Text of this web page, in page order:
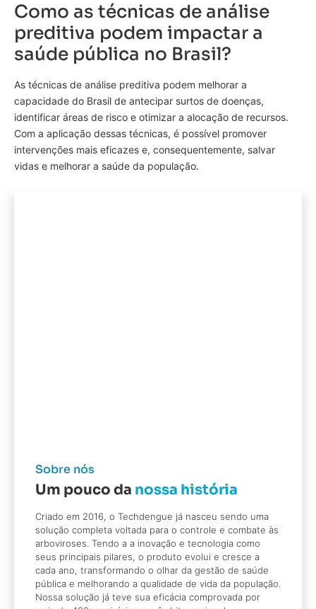
Como as técnicas de análise
preditiva podem impactar a
saúde pública no Brasil?
As técnicas de análise preditiva podem melhorar a
capacidade do Brasil de antecipar surtos de doenças,
identificar áreas de risco e otimizar a alocação de recursos.
Com a aplicação dessas técnicas, é possível promover
intervenções mais eficazes e, consequentemente, salvar
vidas e melhorar a saúde da população.
Sobre nós
Um pouco da nossa história
Criado em 2016, o Techdengue já nasceu sendo uma
solução completa voltada para o controle e combate às
arboviroses. Tendo a a inovação e tecnologia como
seus principais pilares, o produto evolui e cresce a
cada ano, transformando o olhar da gestão de saúde
pública e melhorando a qualidade de vida da população.
Nossa solução já teve sua eficácia comprovada por